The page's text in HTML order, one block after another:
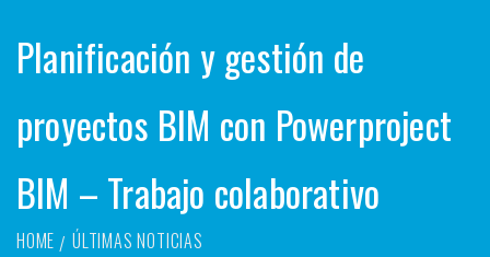
Planificación y gestión de
proyectos BIM con Powerproject
BIM – Trabajo colaborativo
HOME
ÚLTIMAS NOTICIAS